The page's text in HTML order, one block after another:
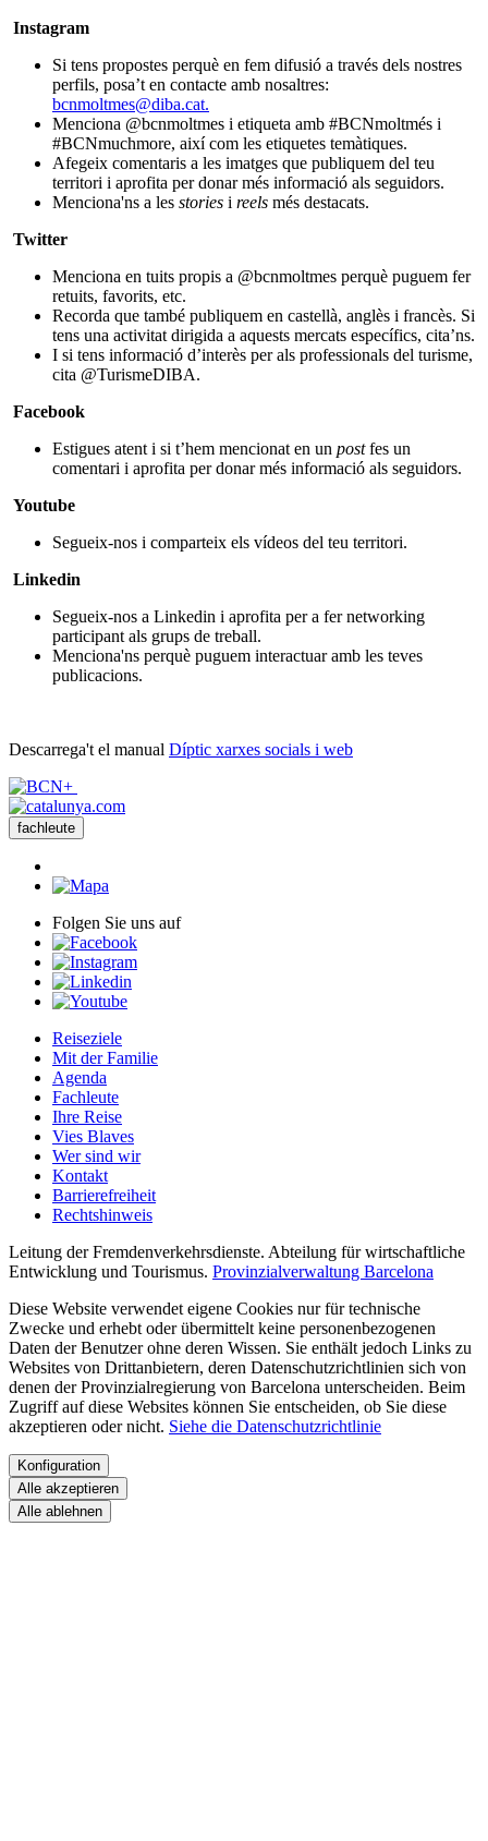
Instagram
Si tens propostes perquè en fem difusió a través dels nostres
perfils, posa’t en contacte amb nosaltres:
bcnmoltmes@diba.cat.
Menciona @bcnmoltmes i etiqueta amb #BCNmoltmés i
#BCNmuchmore, així com les etiquetes temàtiques.
Afegeix comentaris a les imatges que publiquem del teu
territori i aprofita per donar més informació als seguidors.
Menciona'ns a les stories i reels més destacats.
Twitter
Menciona en tuits propis a @bcnmoltmes perquè puguem fer
retuits, favorits, etc.
Recorda que també publiquem en castellà, anglès i francès. Si
tens una activitat dirigida a aquests mercats específics, cita’ns.
I si tens informació d’interès per als professionals del turisme,
cita @TurismeDIBA.
Facebook
Estigues atent i si t’hem mencionat en un postfes un
comentari i aprofita per donar més informació als seguidors.
Youtube
Segueix-nos i comparteix els vídeos del teu territori.
Linkedin
Segueix-nos a Linkedin i aprofita per a fer networking
participant als grups de treball.
Menciona'ns perquè puguem interactuar amb les teves
publicacions.
Descarrega't el manual Díptic xarxes socials i web
fachleute
Folgen Sie uns auf
Reiseziele
Mit der Familie
Agenda
Fachleute
Ihre Reise
Vies Blaves
Wer sind wir
Kontakt
Barrierefreiheit
Rechtshinweis
Leitung der Fremdenverkehrsdienste. Abteilung für wirtschaftliche
Entwicklung und Tourismus. Provinzialverwaltung Barcelona
Diese Website verwendet eigene Cookies nur für technische
Zwecke und erhebt oder übermittelt keine personenbezogenen
Daten der Benutzer ohne deren Wissen. Sie enthält jedoch Links zu
Websites von Drittanbietern, deren Datenschutzrichtlinien sich von
denen der Provinzialregierung von Barcelona unterscheiden. Beim
Zugriff auf diese Websites können Sie entscheiden, ob Sie diese
akzeptieren oder nicht. Siehe die Datenschutzrichtlinie
Konfiguration
Alle akzeptieren
Alle ablehnen